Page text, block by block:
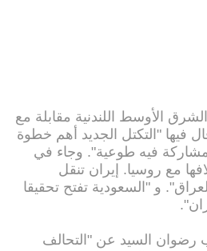
الأوسط اللندنية مقابلة مع
فيها "التكتل الجديد أهم خطوة
فيه طوعية". وجاء في
مع روسيا. إيران تنقل
و "السعودية تفتح تحقيقا
رضوان السيد عن "التحالف